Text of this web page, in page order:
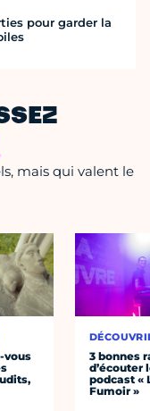
pour garder la
mais qui valent le
vous
3 bonnes
d’écouter
podcast «
Fumoir »